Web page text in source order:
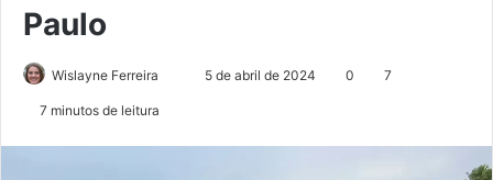
Paulo
Wislayne Ferreira
Mande5 de abril de 2024 0 7
7 minutos de leitura